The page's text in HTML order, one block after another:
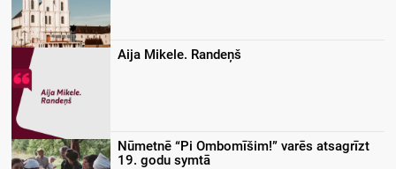
Aija Mikele. Randeņš
Nūmetnē “Pi Ombomīšim!” varēs atsagrīzt
19. godu symtā